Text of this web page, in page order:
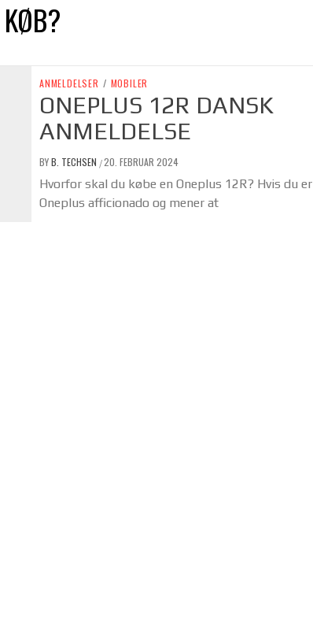
KØB?
ANMELDELSER / MOBILER
ONEPLUS 12R DANSK
ANMELDELSE
BYB. TECHSEN /20. FEBRUAR 2024
Hvorfor skal du købe en Oneplus 12R? Hvis du er
Oneplus afficionado og mener at